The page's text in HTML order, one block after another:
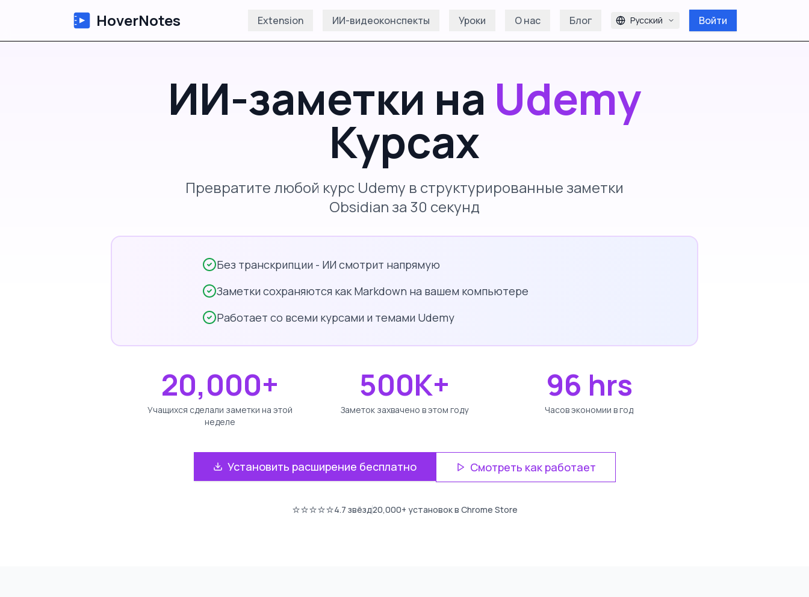
HoverNotes Extension ИИ-видеоконспекты Уроки О нас Блог Русский Войти
ИИ-заметки на Udemy
Курсах
Превратите любой курс Udemy в структурированные заметки
Obsidian за 30 секунд
Без транскрипции - ИИ смотрит напрямую
Заметки сохраняются как Markdown на вашем компьютере
Работает со всеми курсами и темами Udemy
20,000+
Учащихся сделали заметки на этой
неделе
500K+
Заметок захвачено в этом году
96 hrs
Часов экономии в год
Установить расширение бесплатно Смотреть как работает
⭐⭐⭐⭐⭐4.7 звёзд20,000+ установок в Chrome Store